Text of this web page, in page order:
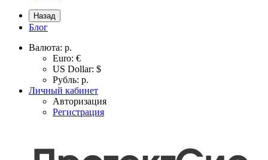
Назад
Блог
Валюта: р.
Euro: €
US Dollar: $
Рубль: р.
Личный кабинет
Авторизация
Регистрация